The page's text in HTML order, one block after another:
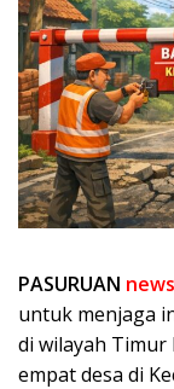
PASURUAN
untuk menjaga
di wilayah Timur
empat desa di